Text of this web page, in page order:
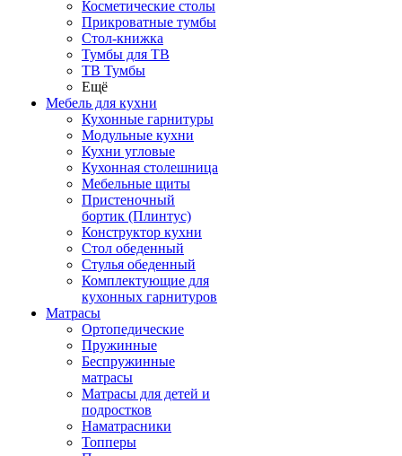
Косметические столы
Прикроватные тумбы
Стол-книжка
Тумбы для ТВ
ТВ Тумбы
Ещё
Мебель для кухни
Кухонные гарнитуры
Модульные кухни
Кухни угловые
Кухонная столешница
Мебельные щиты
Пристеночный
бортик (Плинтус)
Конструктор кухни
Стол обеденный
Стулья обеденный
Комплектующие для
кухонных гарнитуров
Матраcы
Ортопедические
Пружинные
Беспружинные
матрасы
Матрасы для детей и
подростков
Наматрасники
Топперы